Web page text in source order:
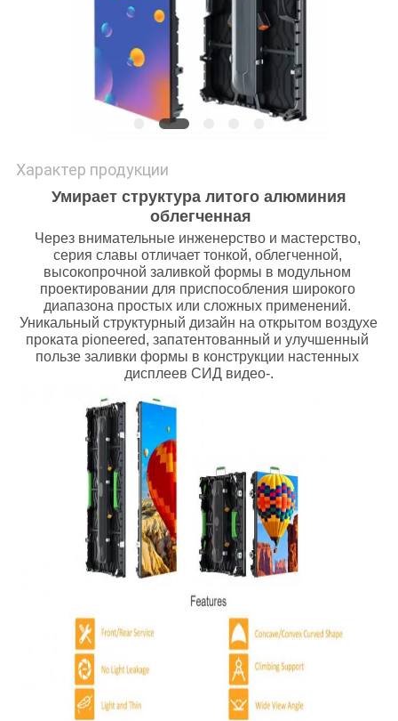
Характер продукции
Умирает структура литого алюминия
облегченная
Через внимательные инженерство и мастерство,
серия славы отличает тонкой, облегченной,
высокопрочной заливкой формы в модульном
проектировании для приспособления широкого
диапазона простых или сложных применений.
Уникальный структурный дизайн на открытом воздухе
проката pioneered, запатентованный и улучшенный
пользе заливки формы в конструкции настенных
дисплеев СИД видео-.